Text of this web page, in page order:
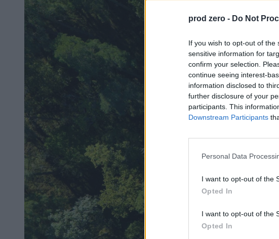
prod zero - Do Not
If you wish to opt-out of
sensitive information for
confirm your selection.
continue seeing interest-
information disclosed to
further disclosure of your
participants. This
Downstream Participants
Personal Data
I want to opt-out of the
Opted In
I want to opt-out of the
Opted In